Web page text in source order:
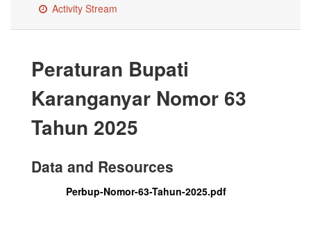
Activity Stream
Peraturan Bupati
Karanganyar Nomor 63
Tahun 2025
Data and Resources
Perbup-Nomor-63-Tahun-2025.pdf